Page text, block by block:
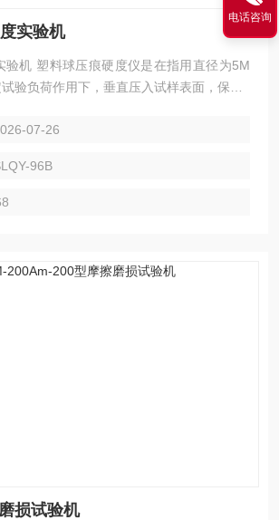
实验机
验机 塑料球压痕硬度仪是在指用直径为5M
验负荷作用下，垂直压入试样表面，保持3
料的球压痕硬度、洛氏硬度测试
07-26
96B
损试验机
电话咨询